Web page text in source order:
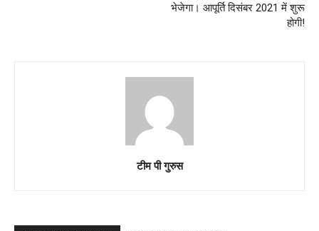
भेजेगा। आपूर्ति दिसंबर 2021 में शुरू
होगी!
टीम पी गुरुस